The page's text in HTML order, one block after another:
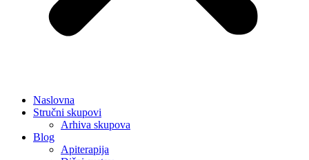
Naslovna
Stručni skupovi
Arhiva skupova
Blog
Apiterapija